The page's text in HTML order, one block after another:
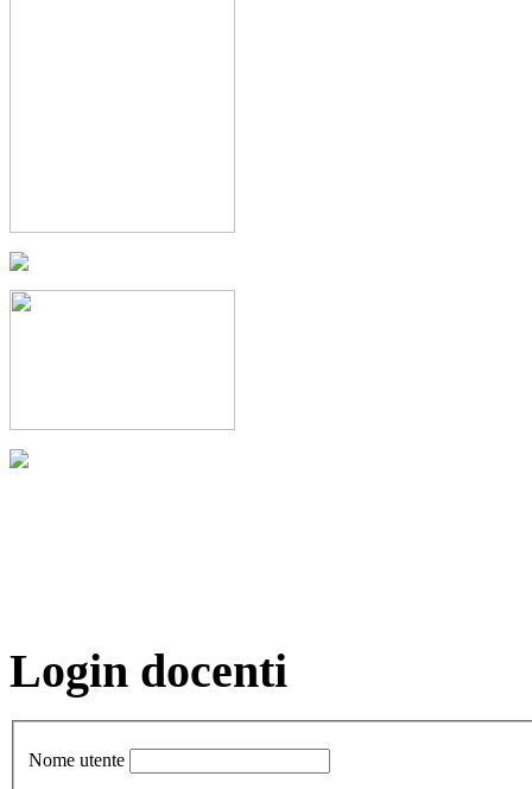
Login docenti
Nome utente